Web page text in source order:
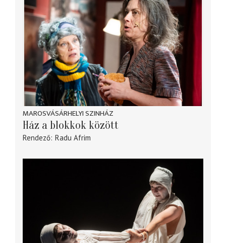
MAROSVÁSÁRHELYI SZINHÁZ
Ház a blokkok között
Rendező Radu Afrim